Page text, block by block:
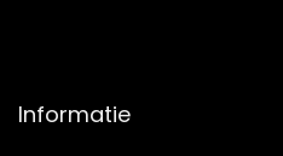
Informatie